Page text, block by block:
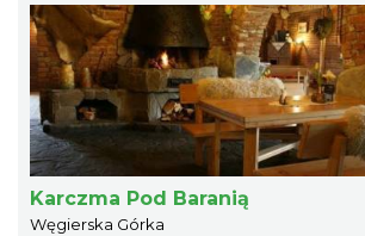
Karczma Pod Baranią
Węgierska Górka